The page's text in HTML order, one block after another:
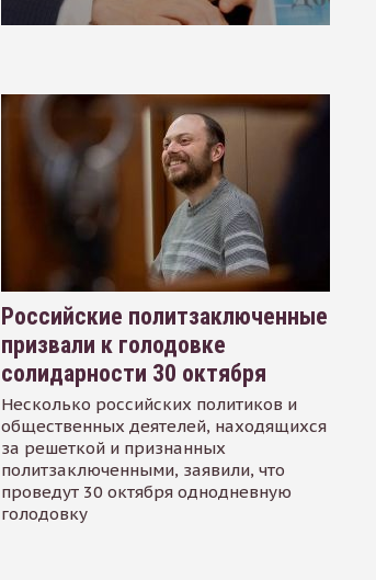
Российские политзаключенные
призвали к голодовке
солидарности 30 октября
Несколько российских политиков и
общественных деятелей, находящихся
за решеткой и признанных
политзаключенными, заявили, что
проведут 30 октября однодневную
голодовку